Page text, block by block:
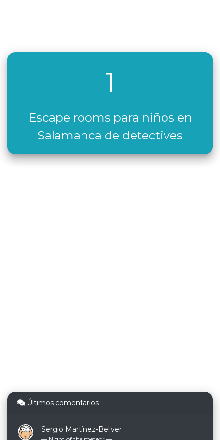
1
Escape rooms para niños en
Salamanca de detectives
Últimos comentarios
Sergio Martínez-Bellver